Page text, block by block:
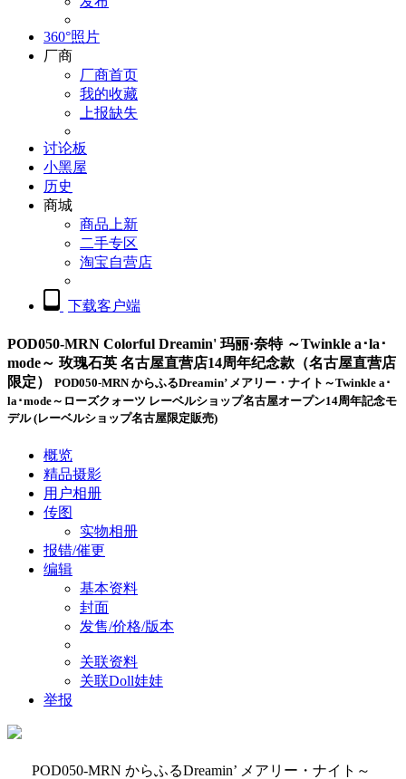
360°照片
厂商
厂商首页
我的收藏
上报缺失
讨论板
小黑屋
历史
商城
商品上新
二手专区
淘宝自营店
下载客户端
POD050-MRN Colorful Dreamin' 玛丽·奈特 ～Twinkle a･la･
mode～ 玫瑰石英 名古屋直营店14周年纪念款（名古屋直营店
限定） POD050-MRN からふるDreamin’ メアリー・ナイト～Twinkle a･
la･mode～ローズクォーツ レーベルショップ名古屋オープン14周年記念モ
デル (レーベルショップ名古屋限定販売)
概览
精品摄影
用户相册
传图
实物相册
报错/催更
编辑
基本资料
封面
发售/价格/版本
关联资料
关联Doll娃娃
举报
POD050-MRN からふるDreamin’ メアリー・ナイト～